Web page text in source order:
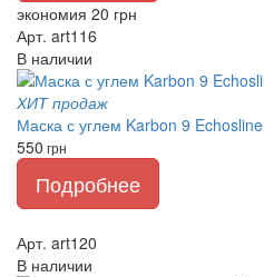
экономия 20 грн
Арт. art116
В наличии
ХИТ продаж
Маска с углем Karbon 9 Echosline
550 грн
Подробнее
Арт. art120
В наличии